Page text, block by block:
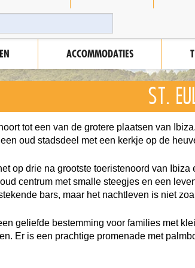
ACCOMMODATIES
ST.
tot een van de grotere plaatsen van
oud stadsdeel met een kerkje op de
op drie na grootste toeristenoord van
centrum met smalle steegjes en een
bars, maar het nachtleven is niet
geliefde bestemming voor families met
Er is een prachtige promenade met